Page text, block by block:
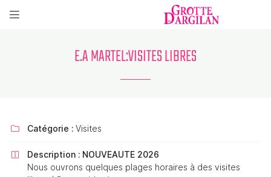

04 66 45 60 20E.A MARTEL:VISITES LIBRES
 Catégorie : Visites
 Description : NOUVEAUTE 2026
Nous ouvrons quelques plages horaires à des visites